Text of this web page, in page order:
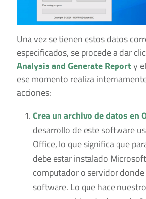
Una vez se tienen estos datos
especificados, se procede a dar
Analysis and Generate Reporty
ese momento realiza
acciones:
Crea un archivo de datos en
desarrollo de este software
Office, lo que significa que
debe estar instalado
computador o servidor donde
software. Lo que hace